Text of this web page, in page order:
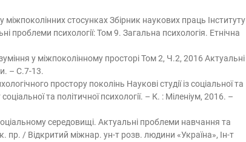
стосунках Збірник наукових праць Інституту
проблеми психології: Том 9. Загальна психологія. Етнічна
у міжпоколінному просторі Том 2, Ч.2, 2016 Актуальні
– С.7-13.
простору поколінь Наукові студії із соціальної та
та політичної психології. – К. : Міленіум, 2016. –
середовищі. Актуальні проблеми навчання та
/ Відкритий міжнар. ун-т розв. людини «Україна», Ін-т